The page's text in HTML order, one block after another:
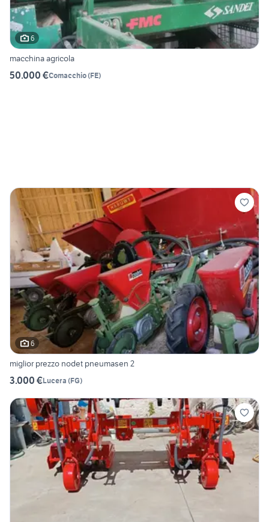
6
macchina agricola
50.000 €Comacchio(FE)
6
miglior prezzo nodet pneumasen 2
3.000 €Lucera (FG)